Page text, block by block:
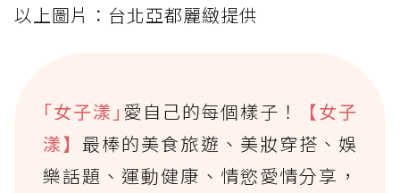
以上圖片：台北亞都麗緻提供
｢女子漾｣ 愛自己的每個樣子！
【女子
漾】最棒的美食旅遊、美妝穿搭、娛
樂話題、運動健康、情慾愛情分享，